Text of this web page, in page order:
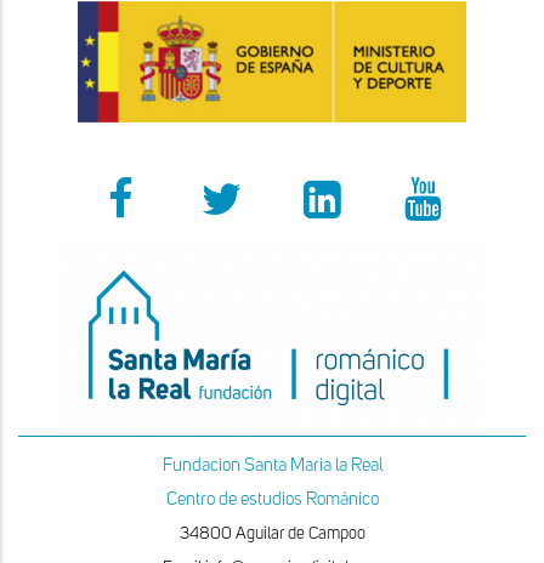
Fundacion Santa Maria la Real
Centro de estudios Románico
34800 Aguilar de Campoo